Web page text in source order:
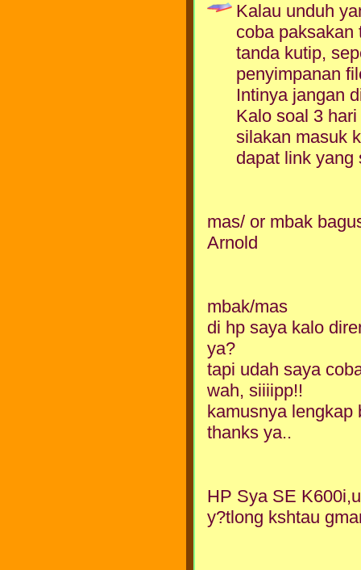
Kalau unduh
coba paksakan
tanda kutip,
penyimpanan
Intinya jangan
Kalo soal 3
silakan masuk
dapat link yang
mas/ or mbak
Arnold
mbak/mas
di hp saya kalo
ya?
tapi udah saya
wah, siiiipp!!
kamusnya
thanks ya..
HP Sya SE
y?tlong kshtau